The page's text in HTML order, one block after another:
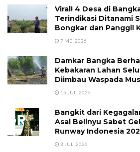
Viral! 4 Desa di
Terindikasi Ditanami
Bongkar dan Panggil
7 MEI 2026
Damkar Bangka
Kebakaran Lahan
Diimbau Waspada
15 JULI 2026
Bangkit dari
Asal Belinyu Sabet
Runway Indonesia
3 JULI 2026